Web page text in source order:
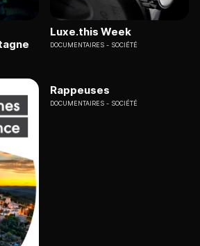
Luxe.this Week
DOCUMENTAIRES SOCIÉTÉ
Rappeuses
DOCUMENTAIRES SOCIÉTÉ